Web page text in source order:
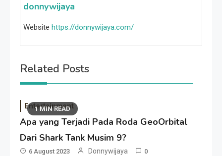
donnywijaya
Website https://donnywijaya.com/
Related Posts
1 MIN READ
Entertainment
Apa yang Terjadi Pada Roda GeoOrbital
Dari Shark Tank Musim 9?
6 August 2023 Donnywijaya 0